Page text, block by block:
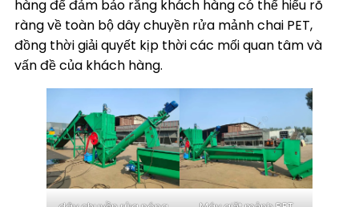
hàng để đảm bảo rằng khách hàng có thể hiểu rõ
ràng về toàn bộ dây chuyền rửa mảnh chai PET,
đồng thời giải quyết kịp thời các mối quan tâm và
vấn đề của khách hàng.